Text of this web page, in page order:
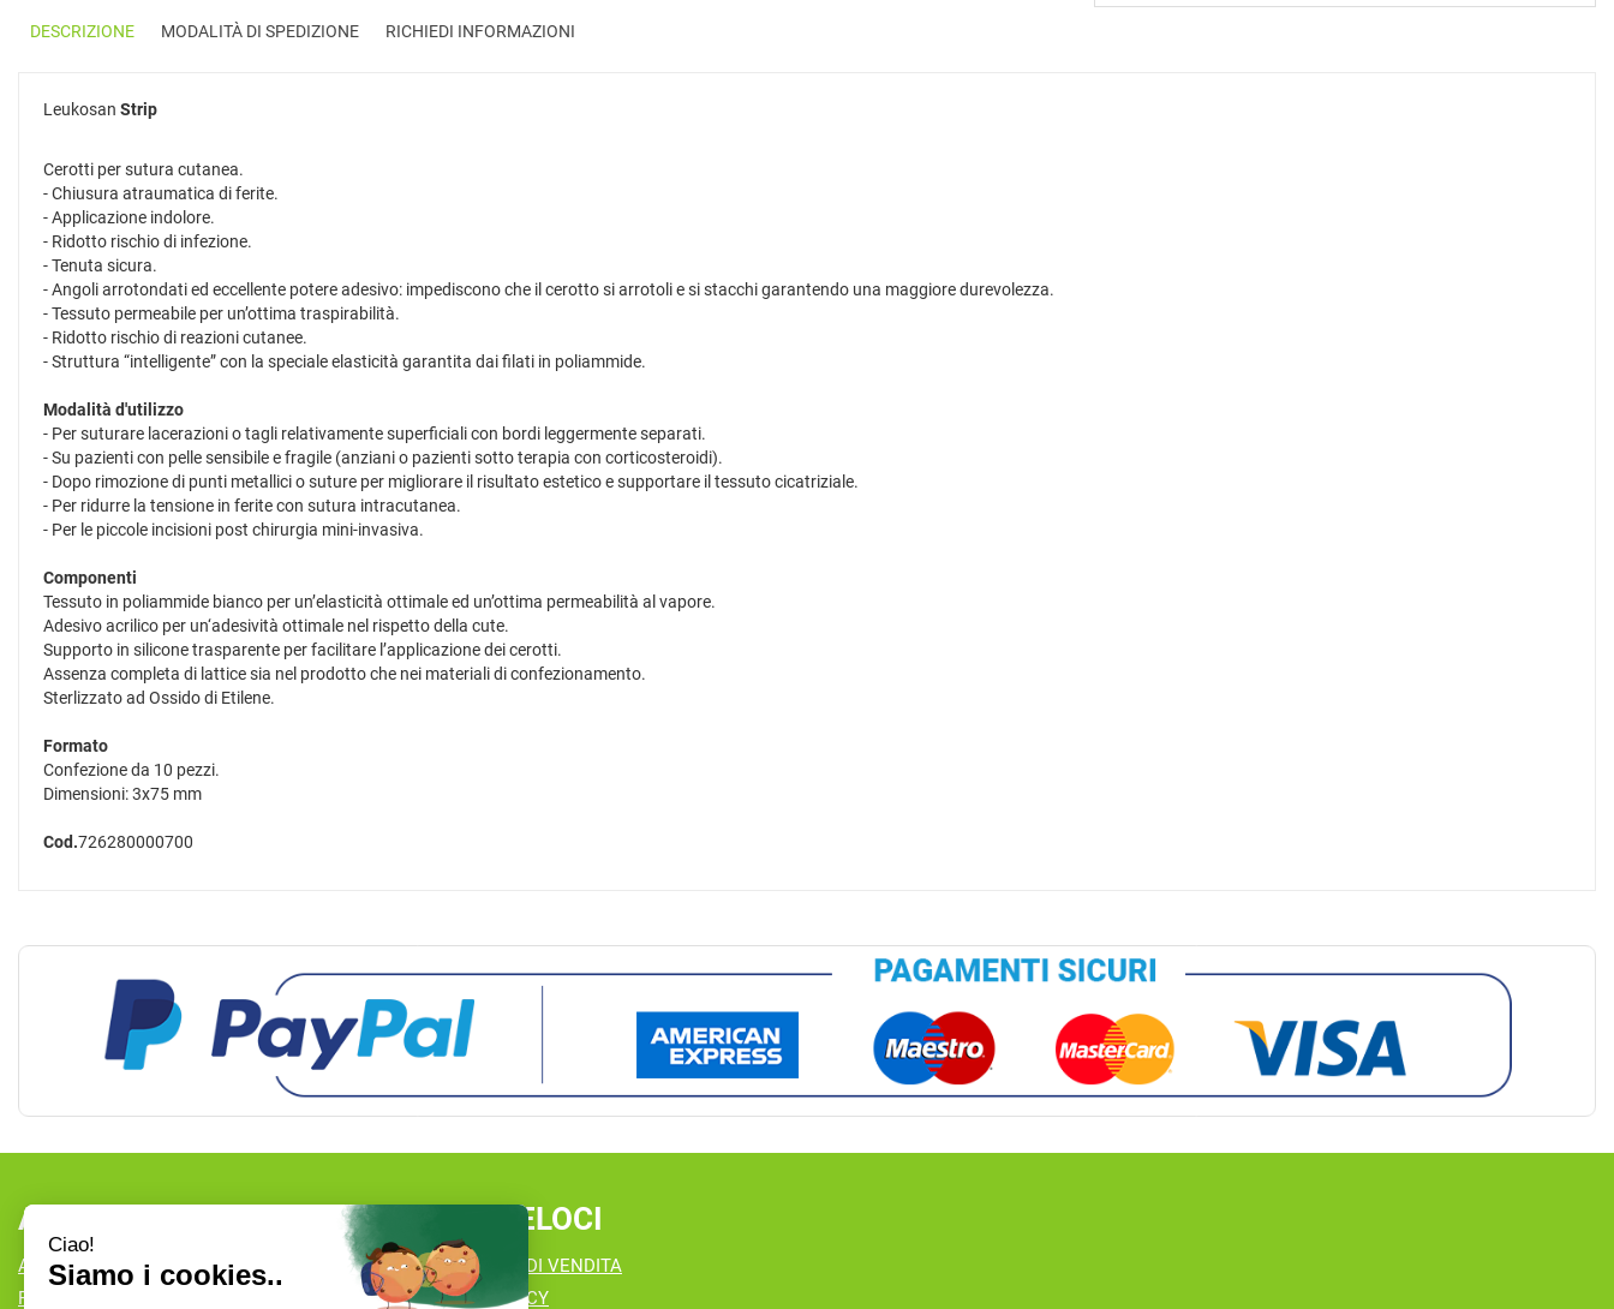
DESCRIZIONE MODALITÀ DI SPEDIZIONE RICHIEDI INFORMAZIONI
Leukosan Strip
Cerotti per sutura cutanea.
- Chiusura atraumatica di ferite.
- Applicazione indolore.
- Ridotto rischio di infezione.
- Tenuta sicura.
- Angoli arrotondati ed eccellente potere adesivo: impediscono che il cerotto si arrotoli e si stacchi garantendo una maggiore durevolezza.
- Tessuto permeabile per un’ottima traspirabilità.
- Ridotto rischio di reazioni cutanee.
- Struttura “intelligente” con la speciale elasticità garantita dai filati in poliammide.
Modalità d'utilizzo
- Per suturare lacerazioni o tagli relativamente superficiali con bordi leggermente separati.
- Su pazienti con pelle sensibile e fragile (anziani o pazienti sotto terapia con corticosteroidi).
- Dopo rimozione di punti metallici o suture per migliorare il risultato estetico e supportare il tessuto cicatriziale.
- Per ridurre la tensione in ferite con sutura intracutanea.
- Per le piccole incisioni post chirurgia mini-invasiva.
Componenti
Tessuto in poliammide bianco per un’elasticità ottimale ed un’ottima permeabilità al vapore.
Adesivo acrilico per un‘adesività ottimale nel rispetto della cute.
Supporto in silicone trasparente per facilitare l’applicazione dei cerotti.
Assenza completa di lattice sia nel prodotto che nei materiali di confezionamento.
Sterlizzato ad Ossido di Etilene.
Formato
Confezione da 10 pezzi.
Dimensioni: 3x75 mm
Cod.726280000700
AREA UTENTE
ACCEDI
REGISTRATI
LINK VELOCI
CONDIZIONI DI VENDITA
COOKIE POLICY